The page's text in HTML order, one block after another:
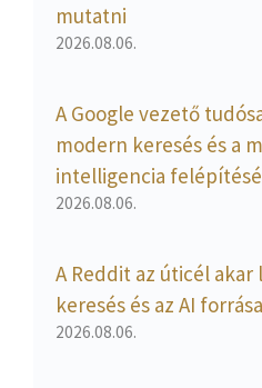
mutatni
2026.08.06.
A Google vezető
modern keresés és a
intelligencia
2026.08.06.
A Reddit az úticél akar
keresés és az AI forrása
2026.08.06.